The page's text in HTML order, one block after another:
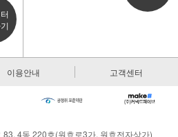
이용안내 고객센터
4동 220호(원효로3가, 원효전자상가)